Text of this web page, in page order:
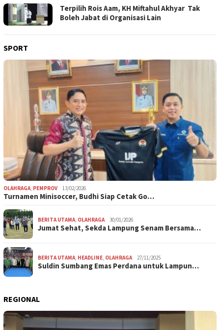
Terpilih Rois Aam, KH Miftahul Akhyar Tak
Boleh Jabat di Organisasi Lain
SPORT
OLAHRAGA, PEMPROV 13/02/2026
Turnamen Minisoccer, Budhi Siap Cetak Go…
BERITA UTAMA, OLAHRAGA 30/01/2026
Jumat Sehat, Sekda Lampung Senam Bersama…
BERITA UTAMA, HEADLINE, OLAHRAGA 27/11/2025
Suldin Sumbang Emas Perdana untuk Lampun…
REGIONAL